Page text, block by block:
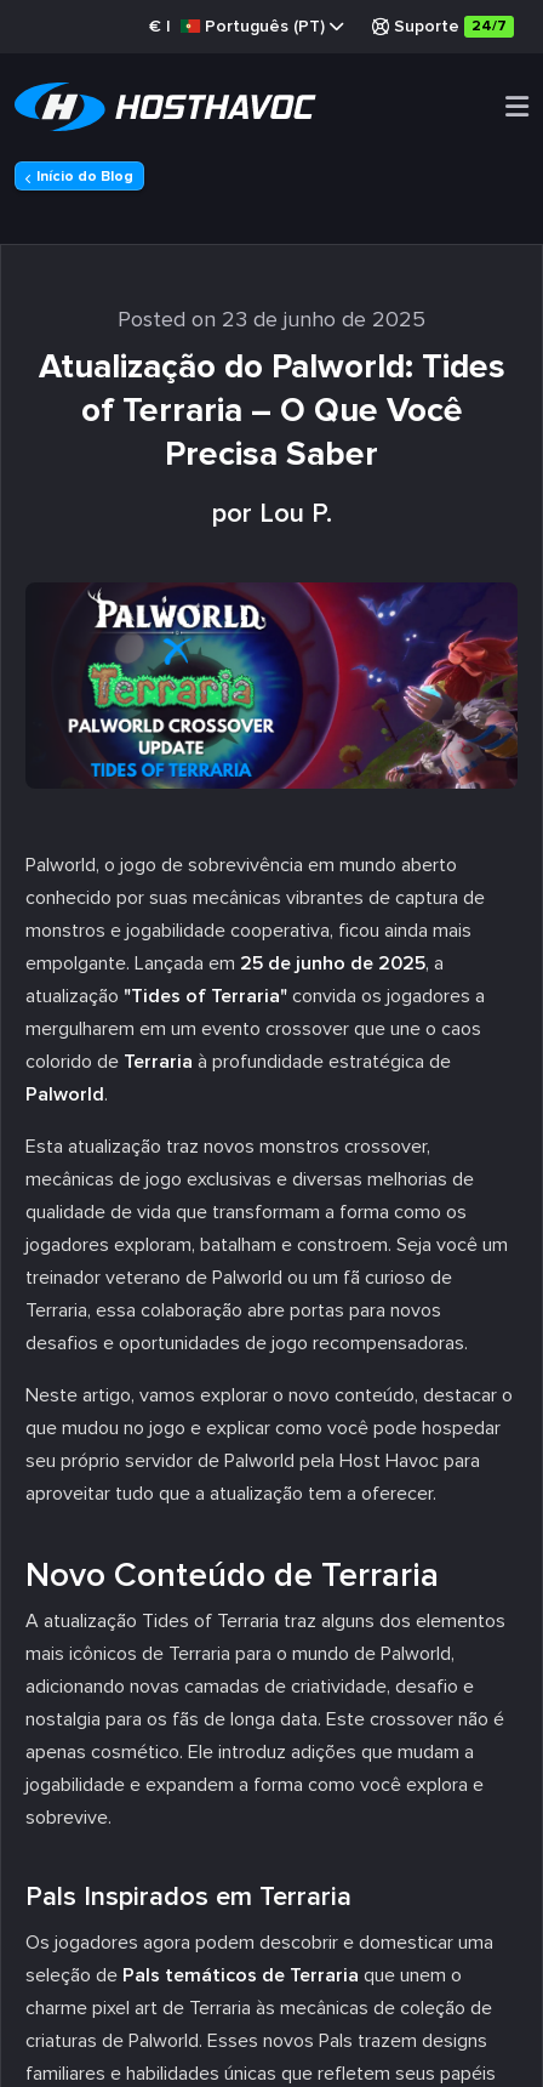
€ | Português (PT) Suporte 24/7
Início do Blog
Posted on 23 de junho de 2025
Atualização do Palworld: Tides
of Terraria – O Que Você
Precisa Saber
por Lou P.
Palworld, o jogo de sobrevivência em mundo aberto
conhecido por suas mecânicas vibrantes de captura de
monstros e jogabilidade cooperativa, ficou ainda mais
empolgante. Lançada em 25 de junho de 2025, a
atualização "Tides of Terraria" convida os jogadores a
mergulharem em um evento crossover que une o caos
colorido de Terraria à profundidade estratégica de
Palworld.
Esta atualização traz novos monstros crossover,
mecânicas de jogo exclusivas e diversas melhorias de
qualidade de vida que transformam a forma como os
jogadores exploram, batalham e constroem. Seja você um
treinador veterano de Palworld ou um fã curioso de
Terraria, essa colaboração abre portas para novos
desafios e oportunidades de jogo recompensadoras.
Neste artigo, vamos explorar o novo conteúdo, destacar o
que mudou no jogo e explicar como você pode hospedar
seu próprio servidor de Palworld pela Host Havoc para
aproveitar tudo que a atualização tem a oferecer.
Novo Conteúdo de Terraria
A atualização Tides of Terraria traz alguns dos elementos
mais icônicos de Terraria para o mundo de Palworld,
adicionando novas camadas de criatividade, desafio e
nostalgia para os fãs de longa data. Este crossover não é
apenas cosmético. Ele introduz adições que mudam a
jogabilidade e expandem a forma como você explora e
sobrevive.
Pals Inspirados em Terraria
Os jogadores agora podem descobrir e domesticar uma
seleção de Pals temáticos de Terraria que unem o
charme pixel art de Terraria às mecânicas de coleção de
criaturas de Palworld. Esses novos Pals trazem designs
familiares e habilidades únicas que refletem seus papéis